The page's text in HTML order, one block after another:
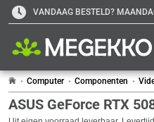
VANDAAG BESTELD?
Computer Componenten
ASUS GeForce RTX